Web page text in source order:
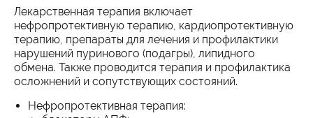
Лекарственная терапия включает
нефропротективную терапию, кардиопротективную
терапию, препараты для лечения и профилактики
нарушений пуринового (подагры), липидного
обмена. Также проводится терапия и профилактика
осложнений и сопутствующих состояний.
Нефропротективная терапия: